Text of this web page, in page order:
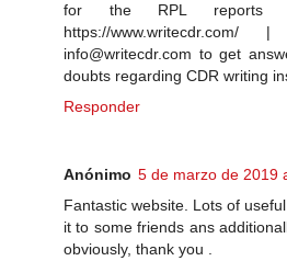
for the RPL reports
https://
info@writecdr.com to get
doubts regarding CDR writing
Responder
Anónimo 5 de marzo de 2019
Fantastic website. Lots of
it to some friends ans
obviously, thank you .